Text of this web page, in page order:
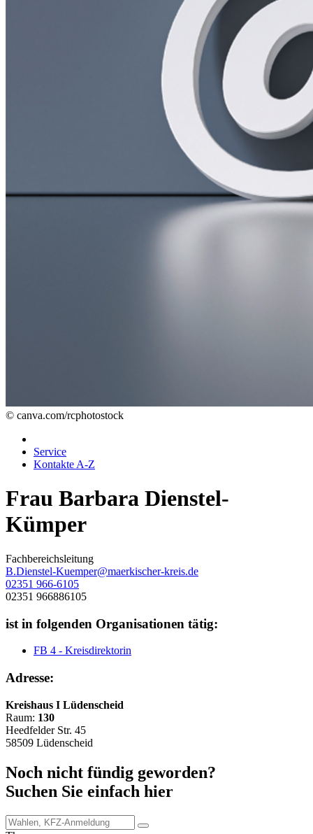
© canva.com/rcphotostock
Service
Kontakte A-Z
Frau Barbara Dienstel-
Kümper
Fachbereichsleitung
B.Dienstel-Kuemper@maerkischer-kreis.de
02351 966-6105
02351 966886105
ist in folgenden Organisationen tätig:
FB 4 - Kreisdirektorin
Adresse:
Kreishaus I Lüdenscheid
Raum: 130
Heedfelder Str. 45
58509 Lüdenscheid
Noch nicht fündig geworden?
Suchen Sie einfach hier